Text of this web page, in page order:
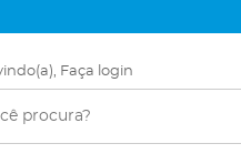
Faça login